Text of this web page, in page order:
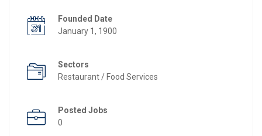
Founded Date
January 1, 1900
Sectors
Restaurant / Food Services
Posted Jobs
0